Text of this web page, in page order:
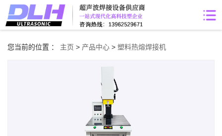
您当前的位置 ： 主页 > 产品中心 > 塑料热熔焊接机